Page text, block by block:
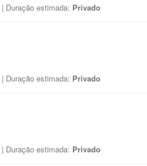
| Duração estimada: Privado
| Duração estimada: Privado
| Duração estimada: Privado